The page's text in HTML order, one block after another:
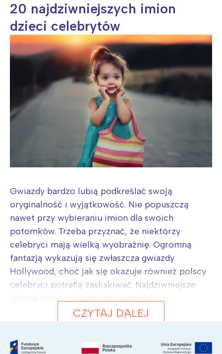
20 najdziwniejszych imion
dzieci celebrytów
Gwiazdy bardzo lubią podkreślać swoją
oryginalność i wyjątkowość. Nie popuszczą
nawet przy wybieraniu imion dla swoich
potomków. Trzeba przyznać, że niektórzy
celebryci mają wielką wyobraźnię. Ogromną
fantazją wykazują się zwłaszcza gwiazdy
Hollywood, choć jak się okazuje również polscy
celebryci potrafią zaskakiwać. Najdziwniejsze
CZYTAJ DALEJ